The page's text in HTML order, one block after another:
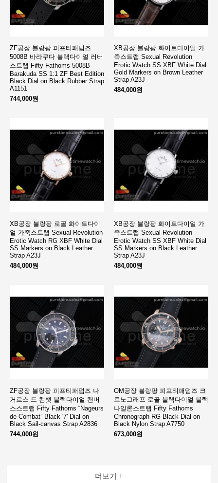
ZF공장 블랑팡 피프티패덤즈
5008B 바라쿠다 블랙다이얼 러버
스트랩 Fifty Fathoms 5008B
Barakuda SS 1:1 ZF Best Edition
Black Dial on Black Rubber Strap
A1151
744,000원
XB공장 블랑팡 화이트다이얼 가
죽스트랩 Sexual Revolution
Erotic Watch SS XBF White Dial
Gold Markers on Brown Leather
Strap A23J
484,000원
XB공장 블랑팡 로골 화이트다이
얼 가죽스트랩 Sexual Revolution
Erotic Watch RG XBF White Dial
SS Markers on Black Leather
Strap A23J
484,000원
XB공장 블랑팡 화이트다이얼 가
죽스트랩 Sexual Revolution
Erotic Watch SS XBF White Dial
SS Markers on Black Leather
Strap A23J
484,000원
ZF공장 블랑팡 피프티패덤즈 나
거르스 드 컴뱃 블랙다이얼 캔버
스스트랩 Fifty Fathoms “Nageurs
de Combat” Black '7' Dial on
Black Sail-canvas Strap A2836
744,000원
OM공장 블랑팡 피프티패덤즈 크
로노그래프 로골 블랙다이얼 블랙
나일론스트랩 Fifty Fathoms
Chronograph RG Black Dial on
Black Nylon Strap A7750
673,000원
더보기 +